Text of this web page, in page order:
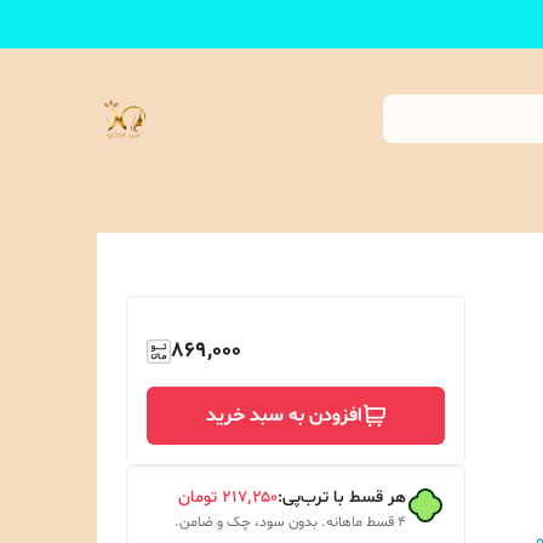
869,000
افزودن به سبد خرید
هر قسط با ترب‌پی:۲۱۷٬۲۵۰ تومان
۴ قسط ماهانه. بدون سود، چک و ضامن.